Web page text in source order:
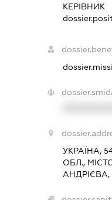
КЕРІВНИК
УКРАЇНА,
ОБЛ.,